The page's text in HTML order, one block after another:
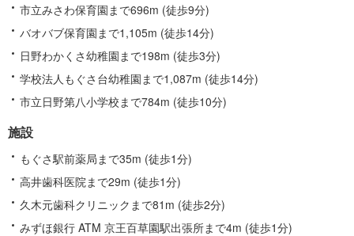
市立みさわ保育園まで696m (徒歩9分)
バオバブ保育園まで1,105m (徒歩14分)
日野わかくさ幼稚園まで198m (徒歩3分)
学校法人もぐさ台幼稚園まで1,087m (徒歩14分)
市立日野第八小学校まで784m (徒歩10分)
施設
もぐさ駅前薬局まで35m (徒歩1分)
高井歯科医院まで29m (徒歩1分)
久木元歯科クリニックまで81m (徒歩2分)
みずほ銀行 ATM 京王百草園駅出張所まで4m (徒歩1分)